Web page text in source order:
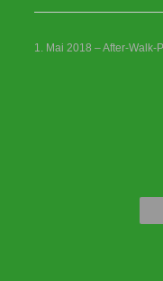
1. Mai 2018 – After-Walk-